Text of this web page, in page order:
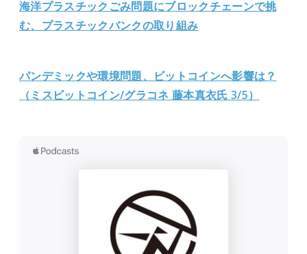
海洋プラスチックごみ問題にブロックチェーンで挑
む、プラスチックバンクの取り組み
パンデミックや環境問題、ビットコインへ影響は？
（ミスビットコイン/グラコネ 藤本真衣氏 3/5）